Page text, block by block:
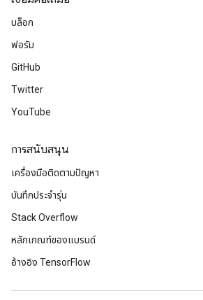
บล็อก
ฟอรัม
GitHub
Twitter
YouTube
การสนับสนุน
เครื่องมือติดตามปัญหา
บันทึกประจำรุ่น
Stack Overflow
หลักเกณฑ์ของแบรนด์
อ้างอิง TensorFlow